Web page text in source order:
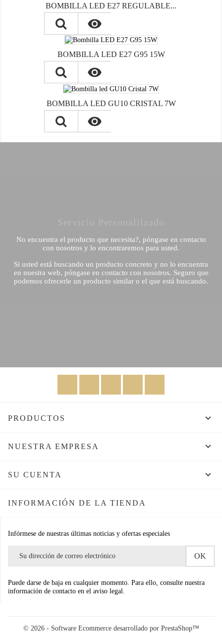
BOMBILLA LED E27 REGULABLE...

BOMBILLA LED E27 G95 15W

BOMBILLA LED GU10 CRISTAL 7W

No encuentra el producto que necesita?, póngase en contacto
con nosotros y lo encontraremos para usted.
Si usted está buscando un producto concreto y no lo encuentra
en nuestra web, póngase en contacto con nosotros. Seguro que
podemos ofrecerle un producto similar o el que está buscando.
PRODUCTOS 
NUESTRA EMPRESA 
SU CUENTA 
INFORMACIÓN DE LA TIENDA
Infórmese de nuestras últimas noticias y ofertas especiales
Puede darse de baja en cualquier momento. Para ello, consulte nuestra
información de contacto en el aviso legal.
© 2026 - Software Ecommerce desarrollado por PrestaShop™